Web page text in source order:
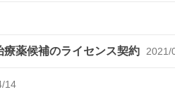
薬候補のライセンス契約 2021/
14